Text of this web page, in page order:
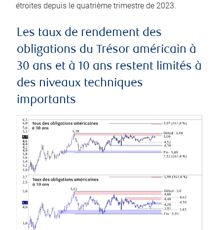
étroites depuis le quatrième trimestre de 2023.
Les taux de rendement des
obligations du Trésor américain à
30 ans et à 10 ans restent limités à
des niveaux techniques
importants